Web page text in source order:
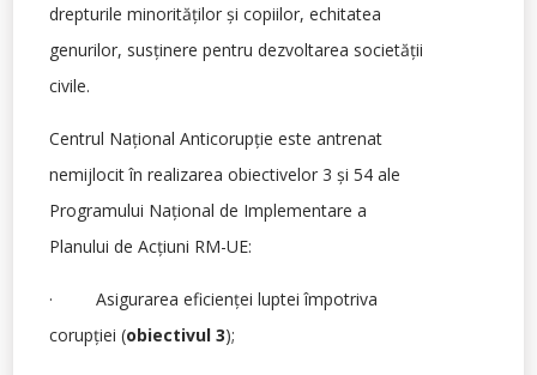
drepturile minorităţilor şi copiilor, echitatea
genurilor, susţinere pentru dezvoltarea societăţii
civile.
Centrul Naţional Anticorupţie este antrenat
nemijlocit în realizarea obiectivelor 3 şi 54 ale
Programului Naţional de Implementare a
Planului de Acţiuni RM-UE:
· Asigurarea eficienţei luptei împotriva
corupţiei (obiectivul 3);